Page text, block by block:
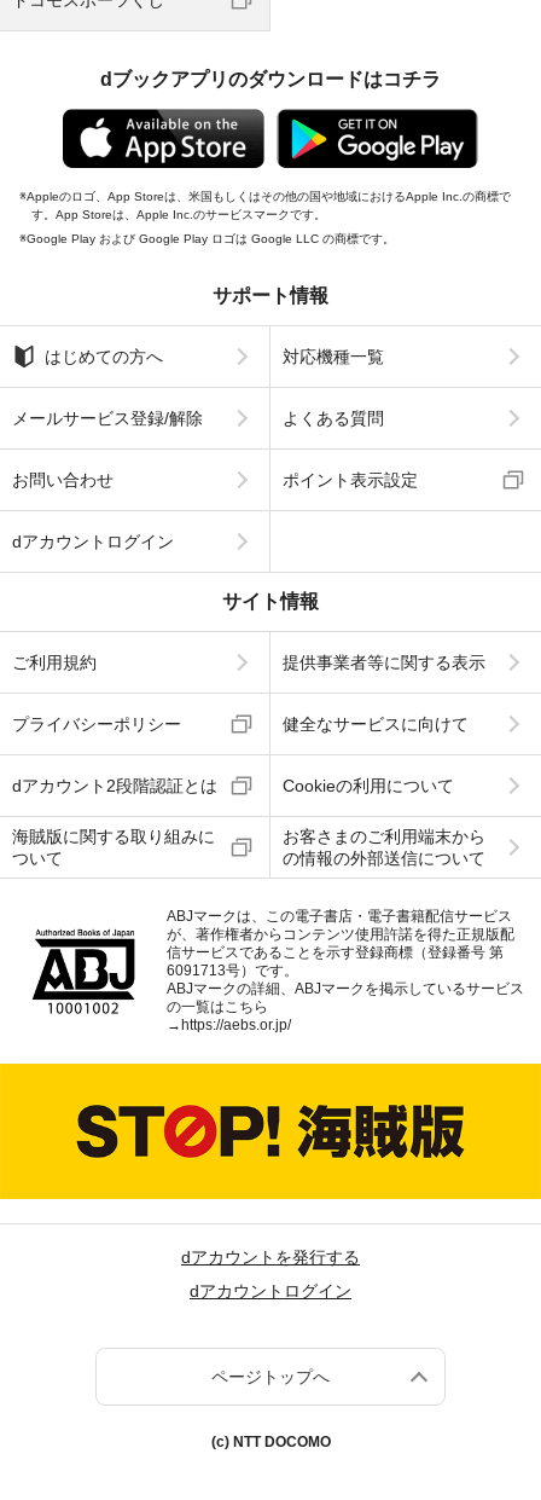
dブックアプリのダウンロードはコチラ
Appleのロゴ、App Storeは、米国もしくはその他の国や地域におけるApple Inc.の商標で
す。App Storeは、Apple Inc.のサービスマークです。
Google Play および Google Play ロゴは Google LLC の商標です。
サポート情報
はじめての方へ 対応機種一覧
メールサービス登録/解除 よくある質問
お問い合わせ ポイント表示設定
dアカウントログイン
サイト情報
ご利用規約 提供事業者等に関する表示
プライバシーポリシー 健全なサービスに向けて
dアカウント2段階認証とは Cookieの利用について
海賊版に関する取り組みに
ついて
お客さまのご利用端末から
の情報の外部送信について
ABJマークは、この電子書店・電子書籍配信サービス
が、著作権者からコンテンツ使用許諾を得た正規版配
信サービスであることを示す登録商標（登録番号 第
6091713号）です。
ABJマークの詳細、ABJマークを掲示しているサービス
の一覧はこちら
→ https://aebs.or.jp/
dアカウントを発行する
dアカウントログイン
ページトップへ
(c) NTT DOCOMO